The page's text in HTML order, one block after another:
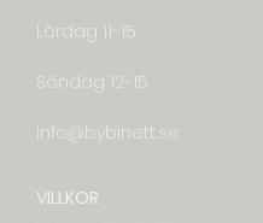
Lördag 11-15
Söndag 12-15
info@bybinett.se
VILLKOR